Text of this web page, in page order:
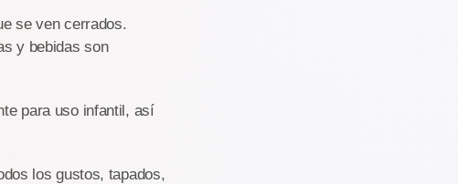
se ven cerrados.
y bebidas son
para uso infantil, así
los gustos, tapados,